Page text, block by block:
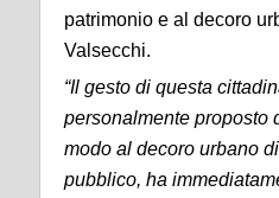
patrimonio e al decoro
Valsecchi.
“Il gesto di questa
personalmente proposto
modo al decoro urbano
pubblico, ha